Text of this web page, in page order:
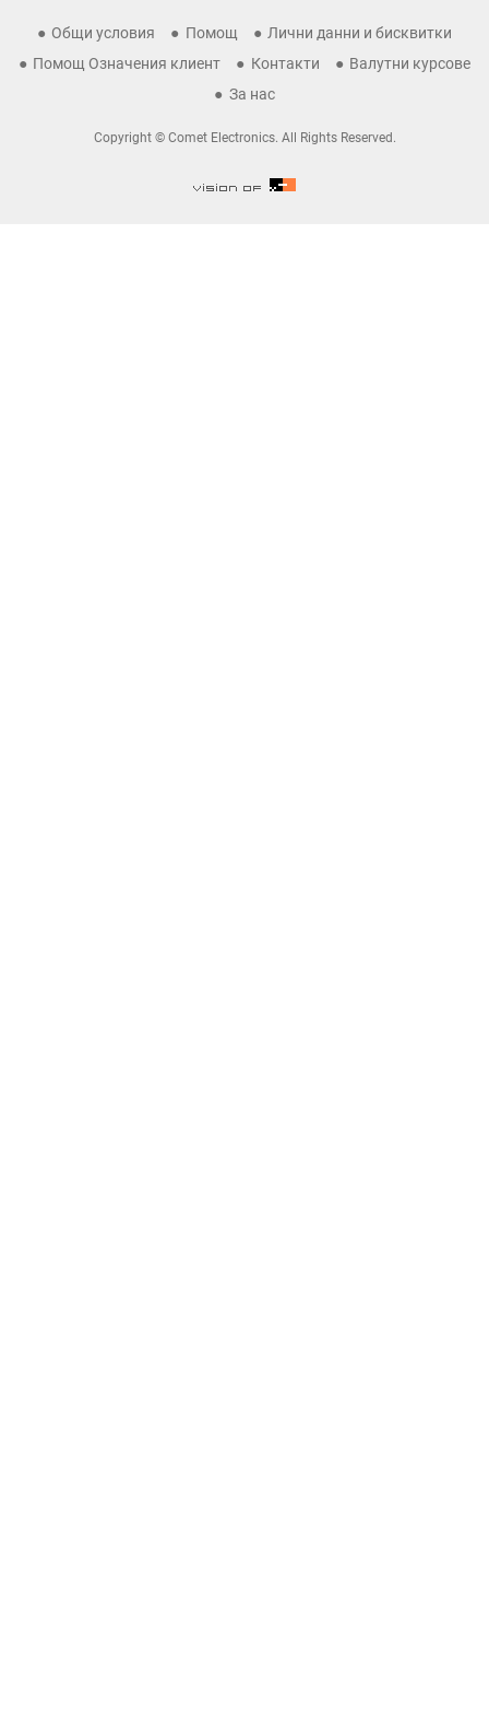
Общи условия Помощ
Лични данни и бисквитки
Помощ Означения клиент
Контакти
Валутни курсове
За нас
Copyright © Comet Electronics. All Rights Reserved.